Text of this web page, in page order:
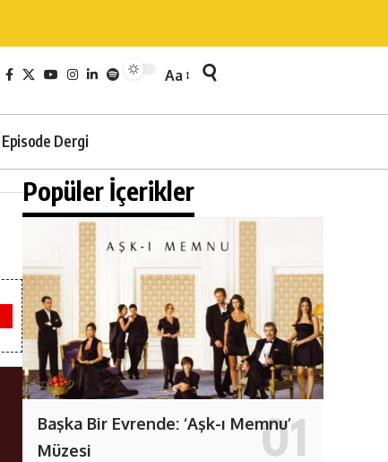
Aa
Episode Dergi
Popüler İçerikler
Başka Bir Evrende: ‘Aşk-ı Memnu’
Müzesi